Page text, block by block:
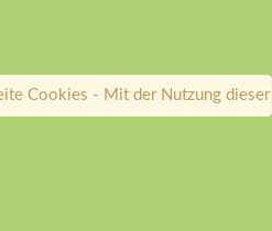
Cookies - Mit der Nutzung